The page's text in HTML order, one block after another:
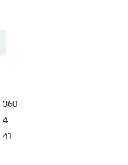
360
4
41